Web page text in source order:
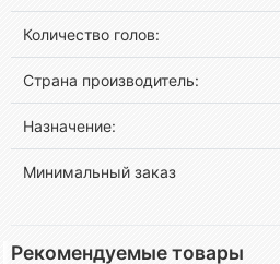
Количество голов:
Страна производитель:
Назначение:
Минимальный заказ
Рекомендуемые товары